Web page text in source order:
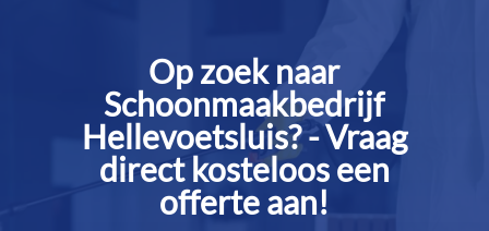
Op zoek naar
Schoonmaakbedrijf
Hellevoetsluis? - Vraag
direct kosteloos een
offerte aan!